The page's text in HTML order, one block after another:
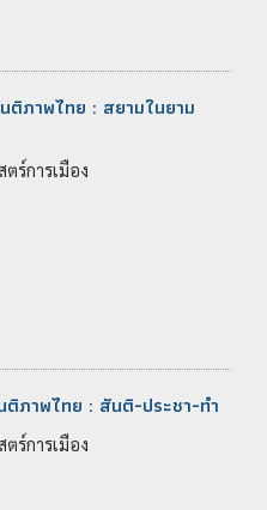
ติภาพไทย : สยามในยาม
ร์การเมือง
ติภาพไทย : สันติ-ประชา-ทำ
ร์การเมือง